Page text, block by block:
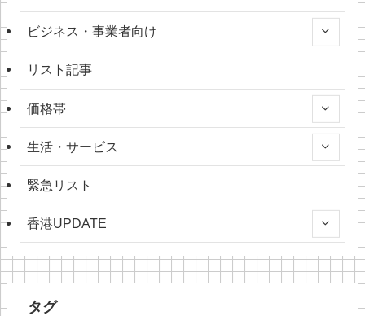
ビジネス・事業者向け
リスト記事
価格帯
生活・サービス
緊急リスト
香港UPDATE
タグ